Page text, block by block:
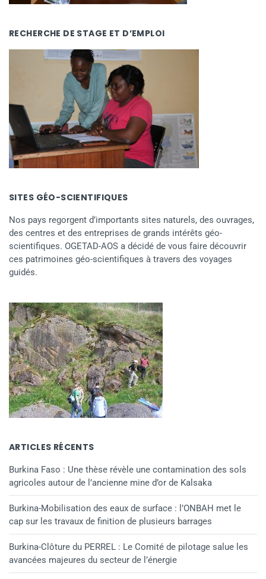
RECHERCHE DE STAGE ET D’EMPLOI
SITES GÉO-SCIENTIFIQUES
Nos pays regorgent d’importants sites naturels, des ouvrages,
des centres et des entreprises de grands intérêts géo-
scientifiques. OGETAD-AOS a décidé de vous faire découvrir
ces patrimoines géo-scientifiques à travers des voyages
guidés.
ARTICLES RÉCENTS
Burkina Faso : Une thèse révèle une contamination des sols
agricoles autour de l’ancienne mine d’or de Kalsaka
Burkina-Mobilisation des eaux de surface : l’ONBAH met le
cap sur les travaux de finition de plusieurs barrages
Burkina-Clôture du PERREL : Le Comité de pilotage salue les
avancées majeures du secteur de l’énergie